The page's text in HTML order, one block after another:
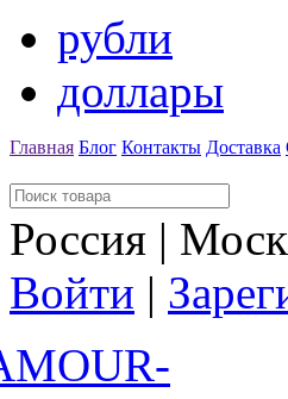
рубли
доллары
Главная Блог Контакты Доставка
Россия |
Войти |